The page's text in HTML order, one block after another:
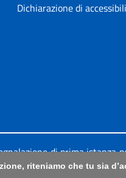
Dichiarazione di
di prima istanza
riteniamo che tu sia